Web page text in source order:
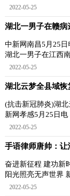
青藏高原最大中
2022-05-25
湖北一男子在赣病
中新网南昌5月25
湖北一男子在江西
救了3名重症患者
2022-05-25
湖北云梦全县域
(抗击新冠肺炎)湖
新网孝感5月25日电 据湖北孝感市云梦县新冠肺炎疫情防控指挥
部通告，该县全
2022-05-25
手语律师唐帅：
奋进新征程 建功新
阳光照亮无声世界 新华社重庆
法治阳光照亮
2022-05-25